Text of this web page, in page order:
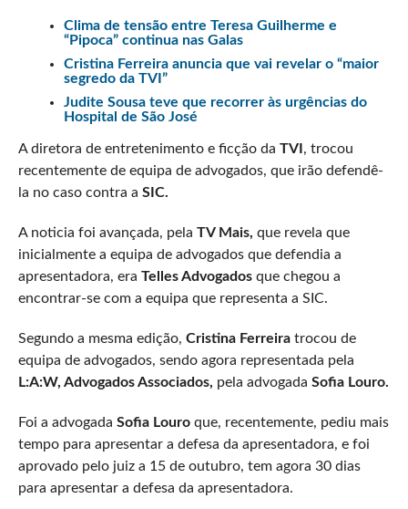
Clima de tensão entre Teresa Guilherme e
“Pipoca” continua nas Galas
Cristina Ferreira anuncia que vai revelar o “maior
segredo da TVI”
Judite Sousa teve que recorrer às urgências do
Hospital de São José
A diretora de entretenimento e ficção da TVI , trocou
recentemente de equipa de advogados, que irão defendê-
la no caso contra a SIC.
A noticia foi avançada, pela TV Mais, que revela que
inicialmente a equipa de advogados que defendia a
apresentadora, era Telles Advogadosque chegou a
encontrar-se com a equipa que representa a SIC.
Segundo a mesma edição, Cristina Ferreiratrocou de
equipa de advogados, sendo agora representada pela
L:A:W, Advogados Associados, pela advogada Sofia Louro.
Foi a advogada Sofia Louroque, recentemente, pediu mais
tempo para apresentar a defesa da apresentadora, e foi
aprovado pelo juiz a 15 de outubro, tem agora 30 dias
para apresentar a defesa da apresentadora.